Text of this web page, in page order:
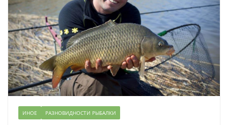
ИНОЕ РАЗНОВИДНОСТИ РЫБАЛКИ